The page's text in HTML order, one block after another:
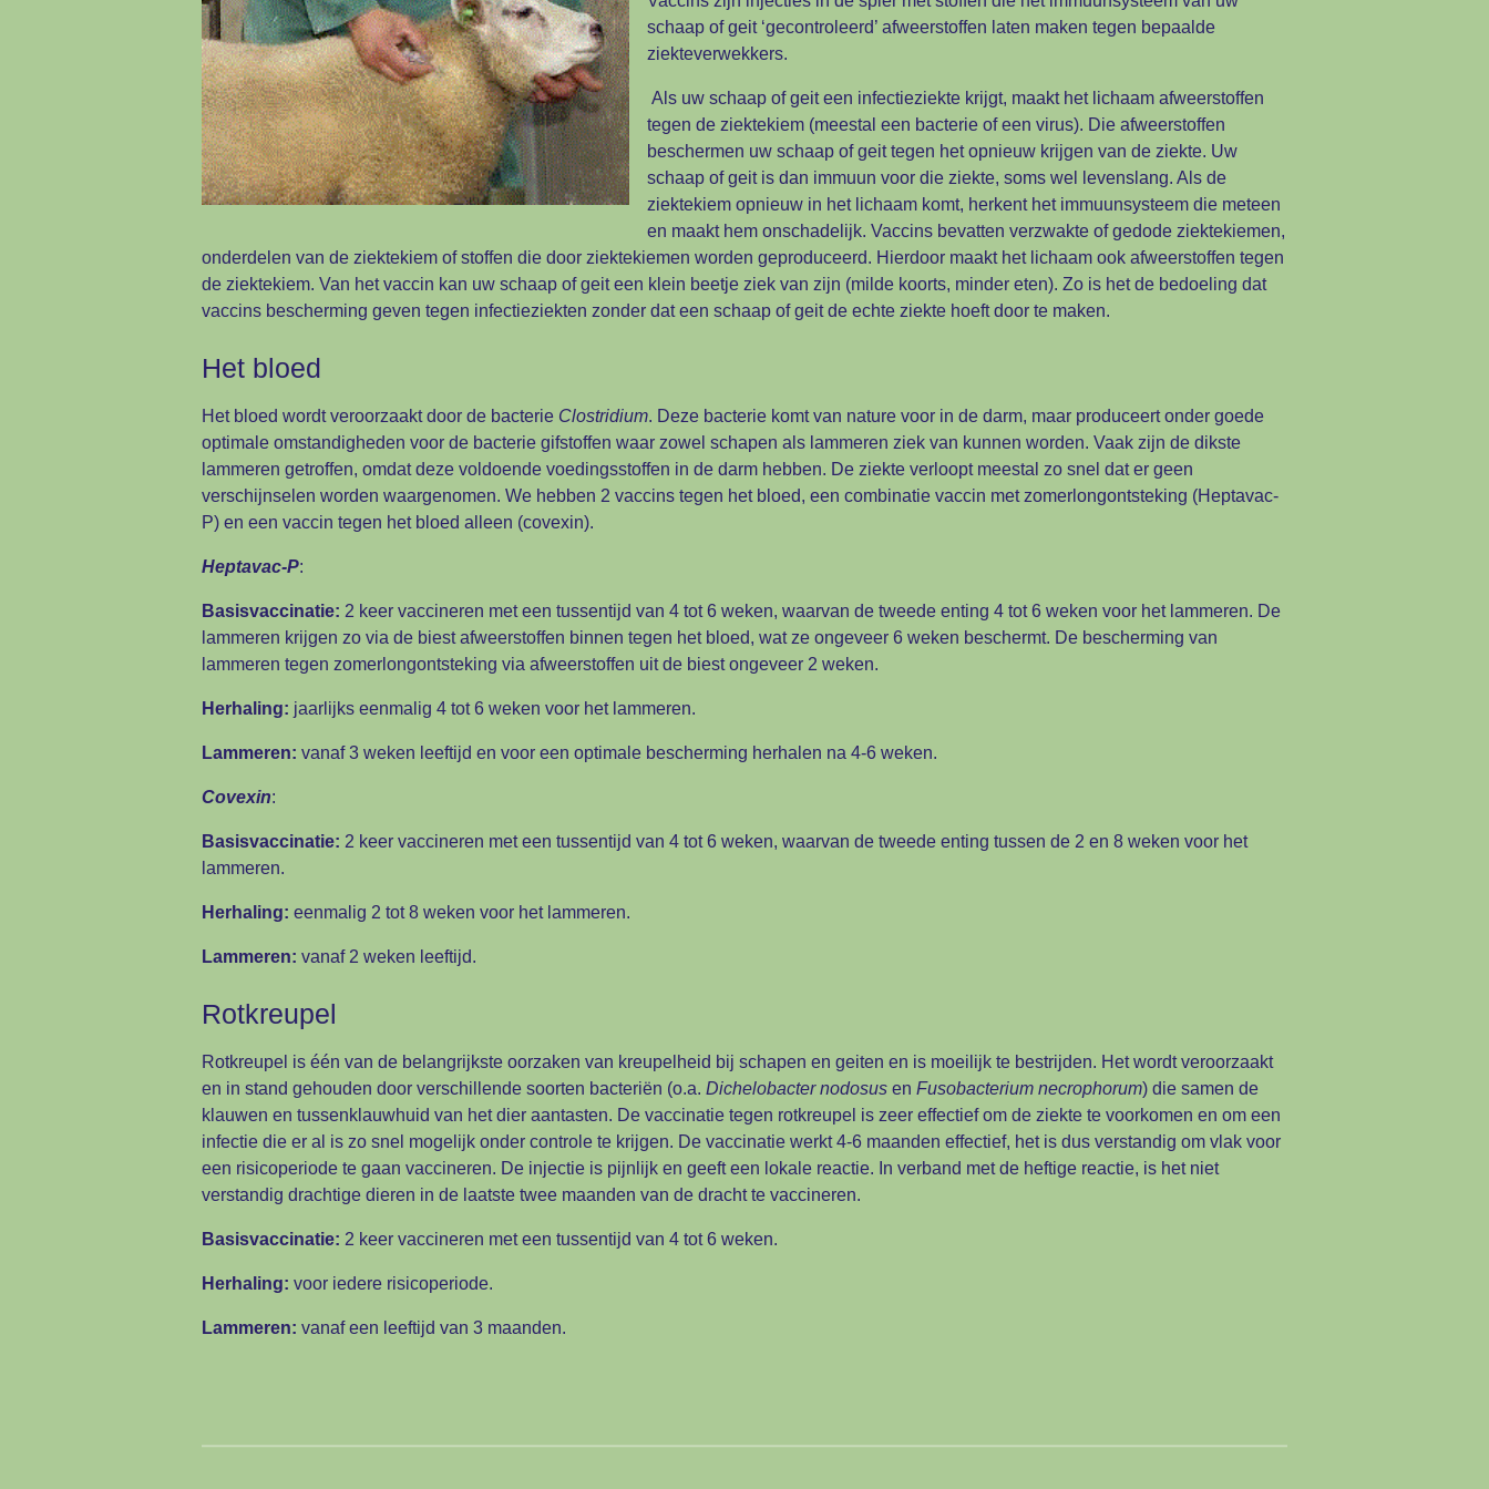
schaap of geit ‘gecontroleerd’ afweerstoffen laten maken tegen bepaalde
ziekteverwekkers.
Als uw schaap of geit een infectieziekte krijgt, maakt het lichaam afweerstoffen
tegen de ziektekiem (meestal een bacterie of een virus). Die afweerstoffen
beschermen uw schaap of geit tegen het opnieuw krijgen van de ziekte. Uw
schaap of geit is dan immuun voor die ziekte, soms wel levenslang. Als de
ziektekiem opnieuw in het lichaam komt, herkent het immuunsysteem die meteen
en maakt hem onschadelijk. Vaccins bevatten verzwakte of gedode ziektekiemen,
onderdelen van de ziektekiem of stoffen die door ziektekiemen worden geproduceerd. Hierdoor maakt het lichaam ook afweerstoffen tegen
de ziektekiem. Van het vaccin kan uw schaap of geit een klein beetje ziek van zijn (milde koorts, minder eten). Zo is het de bedoeling dat
vaccins bescherming geven tegen infectieziekten zonder dat een schaap of geit de echte ziekte hoeft door te maken.
Het bloed
Het bloed wordt veroorzaakt door de bacterie Clostridium. Deze bacterie komt van nature voor in de darm, maar produceert onder goede
optimale omstandigheden voor de bacterie gifstoffen waar zowel schapen als lammeren ziek van kunnen worden. Vaak zijn de dikste
lammeren getroffen, omdat deze voldoende voedingsstoffen in de darm hebben. De ziekte verloopt meestal zo snel dat er geen
verschijnselen worden waargenomen. We hebben 2 vaccins tegen het bloed, een combinatie vaccin met zomerlongontsteking (Heptavac-
P) en een vaccin tegen het bloed alleen (covexin).
Heptavac-P:
Basisvaccinatie: 2 keer vaccineren met een tussentijd van 4 tot 6 weken, waarvan de tweede enting 4 tot 6 weken voor het lammeren. De
lammeren krijgen zo via de biest afweerstoffen binnen tegen het bloed, wat ze ongeveer 6 weken beschermt. De bescherming van
lammeren tegen zomerlongontsteking via afweerstoffen uit de biest ongeveer 2 weken.
Herhaling: jaarlijks eenmalig 4 tot 6 weken voor het lammeren.
Lammeren: vanaf 3 weken leeftijd en voor een optimale bescherming herhalen na 4-6 weken.
Covexin:
Basisvaccinatie: 2 keer vaccineren met een tussentijd van 4 tot 6 weken, waarvan de tweede enting tussen de 2 en 8 weken voor het
lammeren.
Herhaling: eenmalig 2 tot 8 weken voor het lammeren.
Lammeren: vanaf 2 weken leeftijd.
Rotkreupel
Rotkreupel is één van de belangrijkste oorzaken van kreupelheid bij schapen en geiten en is moeilijk te bestrijden. Het wordt veroorzaakt
en in stand gehouden door verschillende soorten bacteriën (o.a. Dichelobacter nodosus en Fusobacterium necrophorum) die samen de
klauwen en tussenklauwhuid van het dier aantasten. De vaccinatie tegen rotkreupel is zeer effectief om de ziekte te voorkomen en om een
infectie die er al is zo snel mogelijk onder controle te krijgen. De vaccinatie werkt 4-6 maanden effectief, het is dus verstandig om vlak voor
een risicoperiode te gaan vaccineren. De injectie is pijnlijk en geeft een lokale reactie. In verband met de heftige reactie, is het niet
verstandig drachtige dieren in de laatste twee maanden van de dracht te vaccineren.
Basisvaccinatie: 2 keer vaccineren met een tussentijd van 4 tot 6 weken.
Herhaling: voor iedere risicoperiode.
Lammeren: vanaf een leeftijd van 3 maanden.